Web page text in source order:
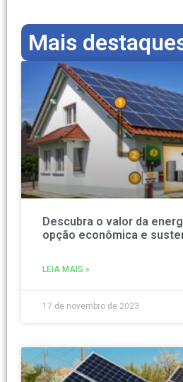
Mais
Descubra o valor da
opção econômica e
LEIA MAIS »
17 de novembro de 2023